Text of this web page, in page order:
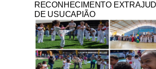
RECONHECIMENTO
DE USUCAPIÃO